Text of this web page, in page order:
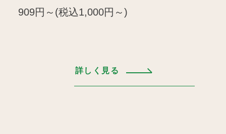
909円～(税込1,000円～)
詳しく見る